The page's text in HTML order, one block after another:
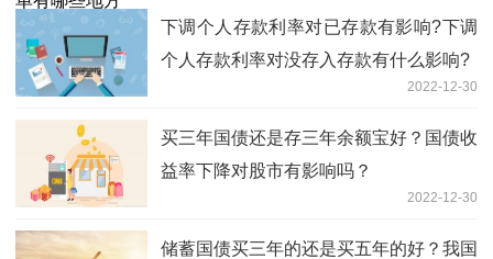
下调个人存款利率对已存款有影响?下调
个人存款利率对没存入存款有什么影响?
2022-12-30
买三年国债还是存三年余额宝好？国债收
益率下降对股市有影响吗？
2022-12-30
储蓄国债买三年的还是买五年的好？我国